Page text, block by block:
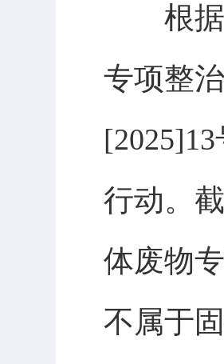
根据
专项整
行动。
体废物
不属于